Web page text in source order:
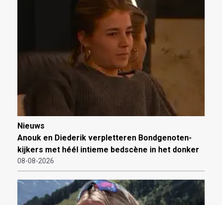
Nieuws
Anouk en Diederik verpletteren Bondgenoten-
kijkers met héél intieme bedscène in het donker
08-08-2026